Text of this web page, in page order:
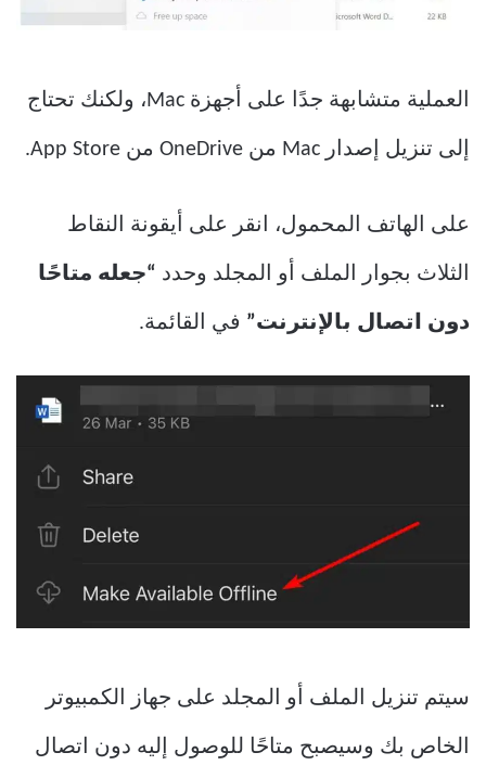
العملية متشابهة جدًا على أجهزة Mac، ولكنك تحتاج
إلى تنزيل إصدار Mac من OneDrive من App Store.
على الهاتف المحمول، انقر على أيقونة النقاط
الثلاث بجوار الملف أو المجلد وحدد “جعله متاحًا
دون اتصال بالإنترنت” في القائمة.
سيتم تنزيل الملف أو المجلد على جهاز الكمبيوتر
الخاص بك وسيصبح متاحًا للوصول إليه دون اتصال